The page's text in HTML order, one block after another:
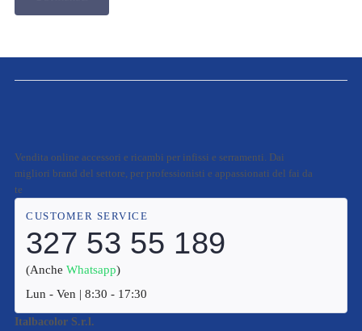
Vendita online accessori e ricambi per infissi e serramenti. Dai
migliori brand del settore, per professionisti e appassionati del fai da
te
CUSTOMER SERVICE
327 53 55 189
(AncheWhatsapp)
Lun - Ven | 8:30 - 17:30
Italbacolor S.r.l.